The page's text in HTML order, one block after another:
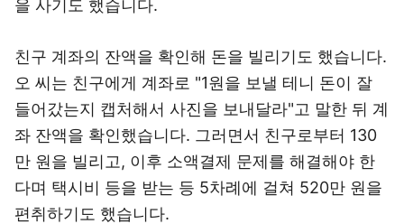
을 사기도 했습니다.
친구 계좌의 잔액을 확인해 돈을 빌리기도 했습니다.
오 씨는 친구에게 계좌로 "1원을 보낼 테니 돈이 잘
들어갔는지 캡처해서 사진을 보내달라"고 말한 뒤 계
좌 잔액을 확인했습니다. 그러면서 친구로부터 130
만 원을 빌리고, 이후 소액결제 문제를 해결해야 한
다며 택시비 등을 받는 등 5차례에 걸쳐 520만 원을
편취하기도 했습니다.